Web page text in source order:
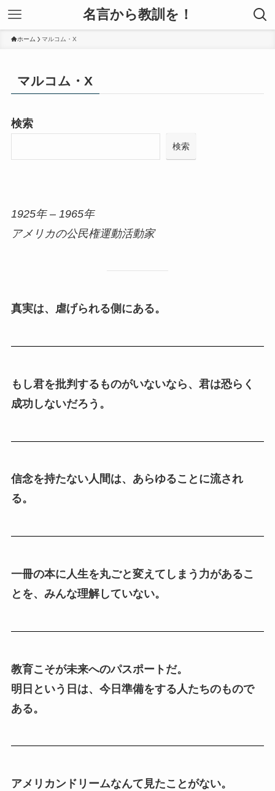
名言から教訓を！
ホーム マルコム・X
マルコム・X
検索
検索
1925年 – 1965年
アメリカの公民権運動活動家
真実は、虐げられる側にある。
もし君を批判するものがいないなら、君は恐らく
成功しないだろう。
信念を持たない人間は、あらゆることに流され
る。
一冊の本に人生を丸ごと変えてしまう力があるこ
とを、みんな理解していない。
教育こそが未来へのパスポートだ。
明日という日は、今日準備をする人たちのもので
ある。
アメリカンドリームなんて見たことがない。